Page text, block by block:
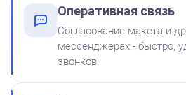
300
Оперативная связь
Согласование макета и
мессенджерах - быстро,
звонков.